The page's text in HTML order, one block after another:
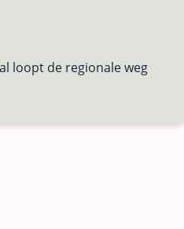
loopt de regionale weg